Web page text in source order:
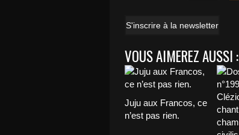
S'inscrire à la newsletter
VOUS AIMEREZ AUSSI :
Juju aux Francos, ce
n’est pas rien.